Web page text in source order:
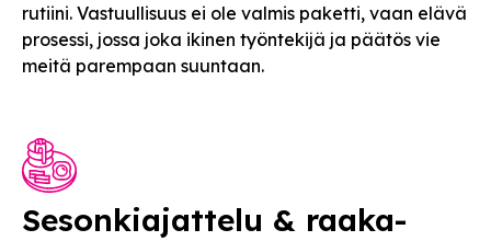
rutiini. Vastuullisuus ei ole valmis paketti, vaan elävä
prosessi, jossa joka ikinen työntekijä ja päätös vie
meitä parempaan suuntaan.
Sesonkiajattelu & raaka-